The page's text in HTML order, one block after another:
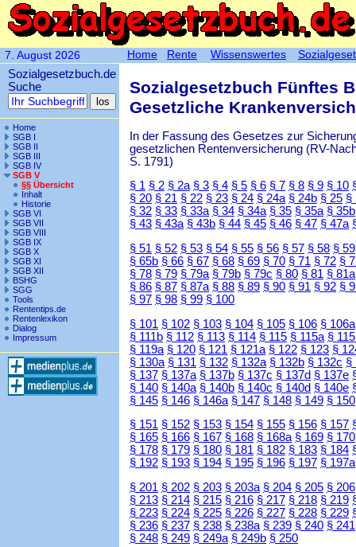
7. August 2026
Sozialgesetzbuch.de
Suche
Home
SGB I
SGB II
SGB III
SGB IV
SGB V
§§ Übersicht
Inhalt
Historie
SGB VI
SGB VII
SGB VIII
SGB IX
SGB X
SGB XI
SGB XII
BSHG
SGG
Tools
Rententips.de
Rentenlexikon
Dialog
Impressum
Sozialgesetzbuch Fünftes
Gesetzliche
In der Fassung des Gesetzes zur
gesetzlichen Rentenversicherung (RV-
S. 1791)
§ 1 § 2 § 2a § 3 § 4 § 5 § 6 § 7 § 8 § 9 § 10
§ 20 § 21 § 22 § 23 § 24 § 24a § 24b § 25 §
§ 32 § 33 § 33a § 34 § 34a § 35 § 35a § 35b
§ 43 § 43a § 43b § 44 § 45 § 46 § 47 § 47a
§ 51 § 52 § 53 § 54 § 55 § 56 § 57 § 58 § 59
§ 65b § 66 § 67 § 68 § 69 § 70 § 71 § 72 §
§ 78 § 79 § 79a § 79b § 79c § 80 § 81 § 81a
§ 86 § 87 § 87a § 88 § 89 § 90 § 91 § 92 §
§ 97 § 98 § 99 § 100
§ 101 § 102 § 103 § 104 § 105 § 106 § 106a
§ 111b § 112 § 113 § 114 § 115 § 115a §
§ 119a § 120 § 121 § 121a § 122 § 123 §
§ 130a § 131 § 132 § 132a § 132b § 132c §
§ 137 § 137a § 137b § 137c § 137d § 137e
§ 140 § 140a § 140b § 140c § 140d § 140e
§ 145 § 146 § 146a § 147 § 148 § 149 § 150
§ 151 § 152 § 153 § 154 § 155 § 156 § 157
§ 165 § 166 § 167 § 168 § 168a § 169 § 170
§ 178 § 179 § 180 § 181 § 182 § 183 § 184
§ 192 § 193 § 194 § 195 § 196 § 197 § 197a
§ 201 § 202 § 203 § 203a § 204 § 205 § 206
§ 213 § 214 § 215 § 216 § 217 § 218 § 219
§ 223 § 224 § 225 § 226 § 227 § 228 § 229
§ 236 § 237 § 238 § 238a § 239 § 240 § 241
§ 248 § 249 § 249a § 249b § 250
Home Rente Wissenswertes